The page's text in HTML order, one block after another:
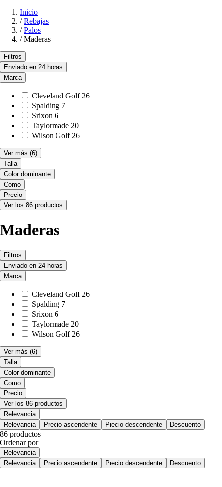
Inicio
/ Rebajas
/ Palos
/ Maderas
Filtros
Enviado en 24 horas
Marca
Cleveland Golf 26
Spalding 7
Srixon 6
Taylormade 20
Wilson Golf 26
Ver más (6)
Talla
Color dominante
Como
Precio
Ver los 86 productos
Maderas
Filtros
Enviado en 24 horas
Marca
Cleveland Golf 26
Spalding 7
Srixon 6
Taylormade 20
Wilson Golf 26
Ver más (6)
Talla
Color dominante
Como
Precio
Ver los 86 productos
Relevancia
Relevancia
Precio ascendente Precio descendente Descuento
86 productos
Ordenar por
Relevancia
Relevancia
Precio ascendente Precio descendente Descuento